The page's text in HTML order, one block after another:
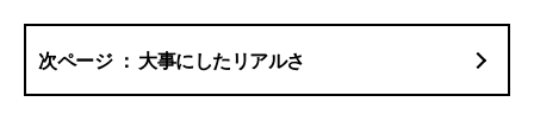
大事にしたリアルさ